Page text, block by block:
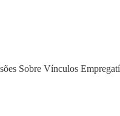
Sobre Vínculos